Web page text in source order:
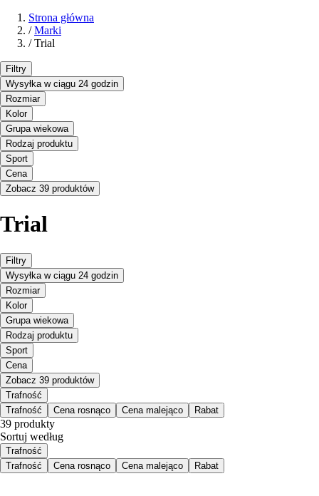
Strona główna
/ Marki
/ Trial
Filtry
Wysyłka w ciągu 24 godzin
Rozmiar
Kolor
Grupa wiekowa
Rodzaj produktu
Sport
Cena
Zobacz 39 produktów
Trial
Filtry
Wysyłka w ciągu 24 godzin
Rozmiar
Kolor
Grupa wiekowa
Rodzaj produktu
Sport
Cena
Zobacz 39 produktów
Trafność
Trafność
Cena rosnąco Cena malejąco Rabat
39 produkty
Sortuj według
Trafność
Trafność
Cena rosnąco Cena malejąco Rabat